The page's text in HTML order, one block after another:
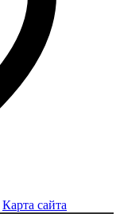
Карта сайта